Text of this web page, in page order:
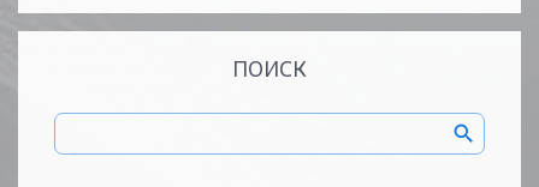
ПОИСК